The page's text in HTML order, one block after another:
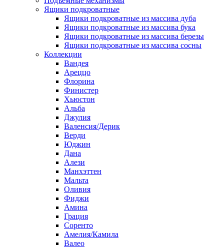
Ящики подкроватные
Ящики подкроватные из массива дуба
Ящики подкроватные из массива бука
Ящики подкроватные из массива березы
Ящики подкроватные из массива сосны
Коллекции
Вандея
Ареццо
Флорина
Финистер
Хьюстон
Альба
Джулия
Валенсия/Дерик
Верди
Юджин
Дана
Алези
Манхэттен
Мальта
Оливия
Фиджи
Амина
Грация
Соренто
Амелия/Камила
Валео